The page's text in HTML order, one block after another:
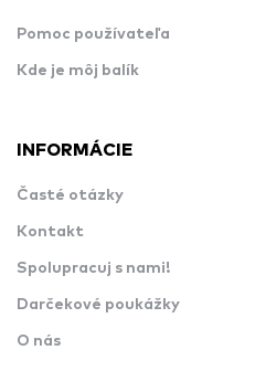
Pomoc používateľa
Kde je môj balík
INFORMÁCIE
Časté otázky
Kontakt
Spolupracuj s nami!
Darčekové poukážky
O nás